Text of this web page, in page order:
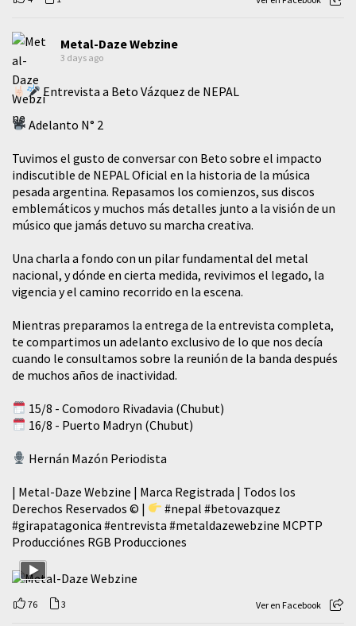
Metal-Daze Webzine
3 days ago
Entrevista a Beto Vázquez de NEPAL
Adelanto N° 2
Tuvimos el gusto de conversar con Beto sobre el impacto
indiscutible de NEPAL Oficial en la historia de la música
pesada argentina. Repasamos los comienzos, sus discos
emblemáticos y muchos más detalles junto a la visión de un
músico que jamás detuvo su marcha creativa.
​Una charla a fondo con un pilar fundamental del metal
nacional, y dónde en cierta medida, revivimos el legado, la
vigencia y el camino recorrido en la escena.
Mientras preparamos la entrega de la entrevista completa,
te compartimos un adelanto exclusivo de lo que nos decía
cuando le consultamos sobre la reunión de la banda después
de muchos años de inactividad.
15/8 - Comodoro Rivadavia (Chubut)
16/8 - Puerto Madryn (Chubut)
Hernán Mazón Periodista
| Metal-Daze Webzine | Marca Registrada | Todos los
Derechos Reservados © |
#nepal #betovazquez
#girapatagonica #entrevista #metaldazewebzine MCPTP
Producciónes RGB Producciones
76 3 Ver en Facebook